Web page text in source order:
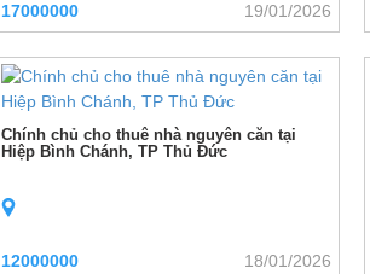
17000000 19/01/2026
Chính chủ cho thuê nhà nguyên căn tại
Hiệp Bình Chánh, TP Thủ Đức
12000000 18/01/2026